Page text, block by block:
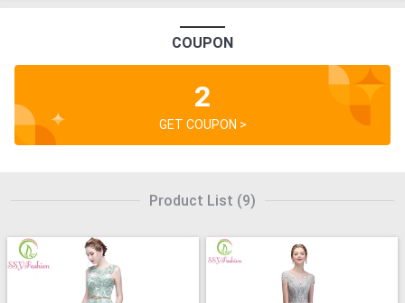
COUPON
2
GET COUPON >
Product List (9)